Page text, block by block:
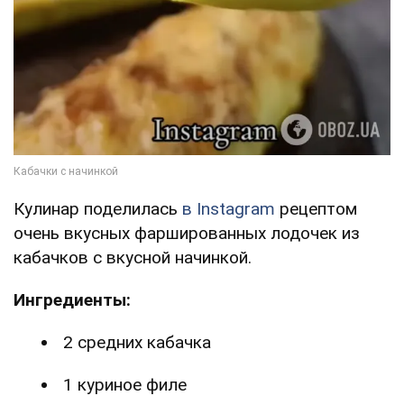
Кулинар поделилась в Instagram рецептом
очень вкусных фаршированных лодочек из
кабачков с вкусной начинкой.
Ингредиенты:
2 средних кабачка
1 куриное филе